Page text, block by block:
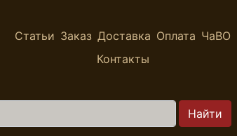
Статьи Заказ Доставка Оплата ЧаВО
Контакты